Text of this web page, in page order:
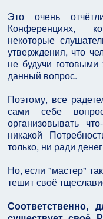
Это очень
Конференциях,
некоторые
утверждения, что
не будучи готовыми
данный вопрос.
Поэтому, все
сами себе
организовывать
никакой
только, ни ради
Но, если "мастер"
тешит своё
Соответственно,